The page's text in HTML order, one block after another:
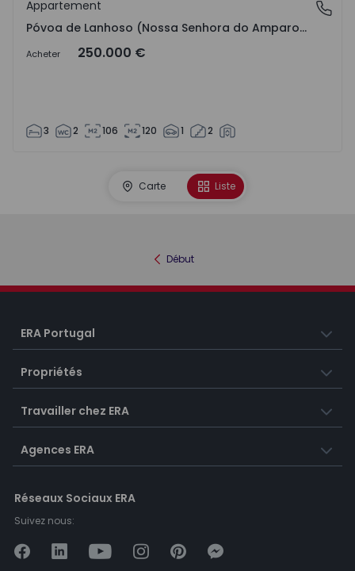
Póvoa de Lanhoso (Nossa Senhora do Amparo), Braga
Appartement
Póvoa de Lanhoso (Nossa Senhora do Amparo), Braga
Acheter 250.000 €
3 2 106 120 1 2
Carte Liste
Début
ERA Portugal
Propriétés
Travailler chez ERA
Agences ERA
Réseaux Sociaux ERA
Suivez nous: